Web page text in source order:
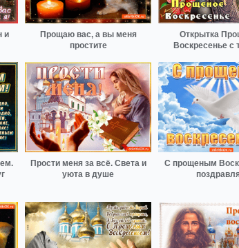
и
Прощаю вас, а вы меня
простите
Открытка
Воскресенье с
Прости меня за всё. Света и
уюта в душе
С прощеным